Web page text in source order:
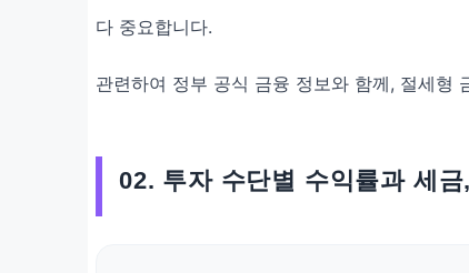
다 중요합니다.
관련하여 정부 공식 금융 정보와 함께, 절세형
02. 투자 수단별 수익률과 세